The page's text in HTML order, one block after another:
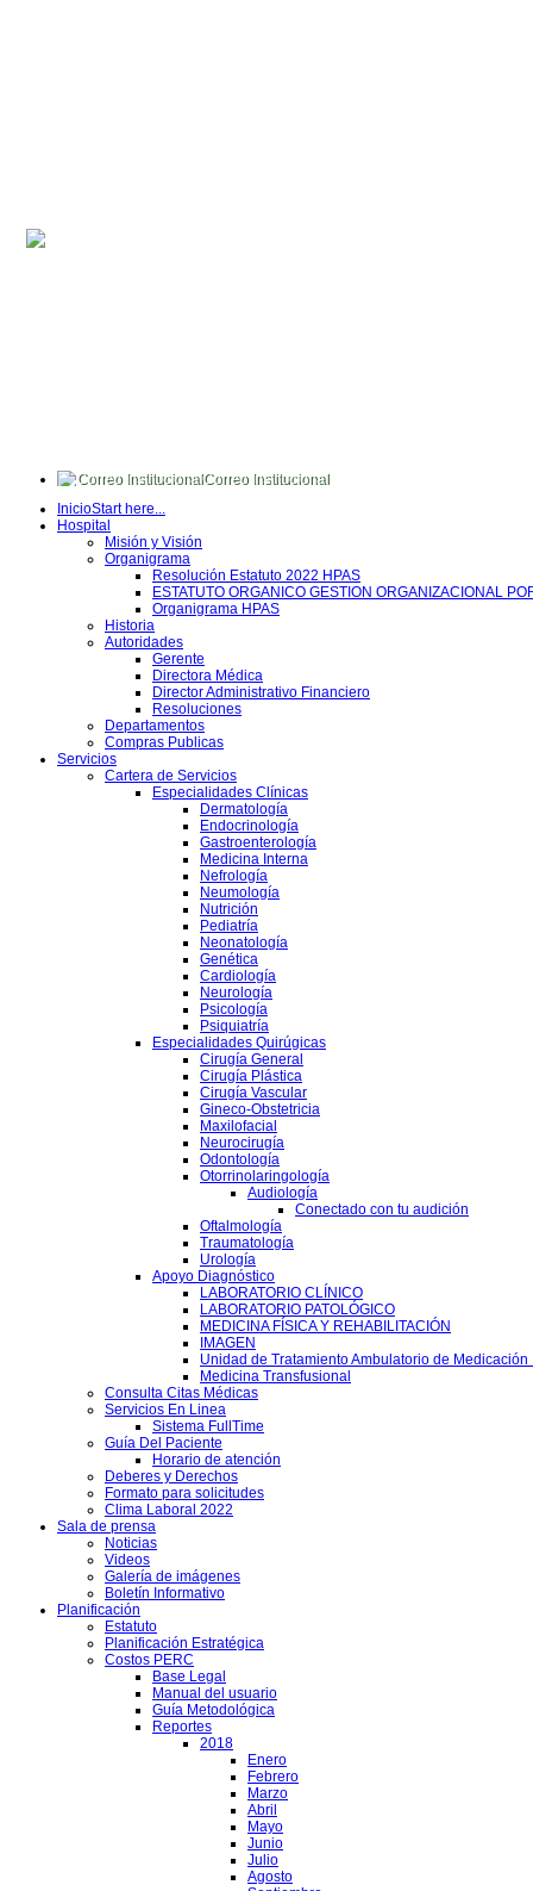
Correo Institucional
Intranet
Quipux
InicioStart here...
Hospital
Misión y Visión
Organigrama
Resolución Estatuto 2022 HPAS
ESTATUTO ORGANICO GESTION ORGANIZACIONAL
Organigrama HPAS
Historia
Autoridades
Gerente
Directora Médica
Director Administrativo Financiero
Resoluciones
Departamentos
Compras Publicas
Servicios
Cartera de Servicios
Especialidades Clínicas
Dermatología
Endocrinología
Gastroenterología
Medicina Interna
Nefrología
Neumología
Nutrición
Pediatría
Neonatología
Genética
Cardiología
Neurología
Psicología
Psiquiatría
Especialidades Quirúgicas
Cirugía General
Cirugía Plástica
Cirugía Vascular
Gineco-Obstetricia
Maxilofacial
Neurocirugía
Odontología
Otorrinolaringología
Audiología
Conectado con tu audición
Oftalmología
Traumatología
Urología
Apoyo Diagnóstico
LABORATORIO CLÍNICO
LABORATORIO PATOLÓGICO
MEDICINA FÍSICA Y REHABILITACIÓN
IMAGEN
Unidad de Tratamiento Ambulatorio de Medicación
Medicina Transfusional
Consulta Citas Médicas
Servicios En Linea
Sistema FullTime
Guía Del Paciente
Horario de atención
Deberes y Derechos
Formato para solicitudes
Clima Laboral 2022
Sala de prensa
Noticias
Videos
Galería de imágenes
Boletín Informativo
Planificación
Estatuto
Planificación Estratégica
Costos PERC
Base Legal
Manual del usuario
Guía Metodológica
Reportes
2018
Enero
Febrero
Marzo
Abril
Mayo
Junio
Julio
Agosto